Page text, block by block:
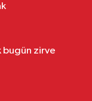
bugün zirve